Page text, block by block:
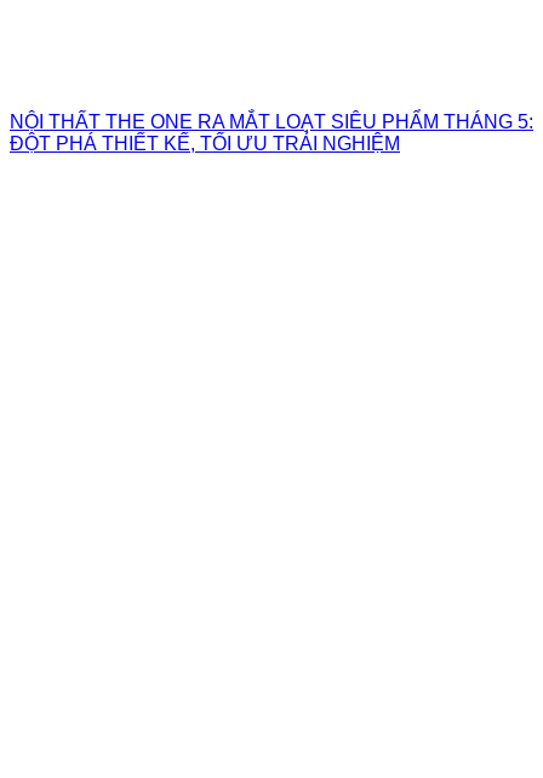
NỘI THẤT THE ONE RA MẮT LOẠT SIÊU PHẨM THÁNG 5:
ĐỘT PHÁ THIẾT KẾ, TỐI ƯU TRẢI NGHIỆM